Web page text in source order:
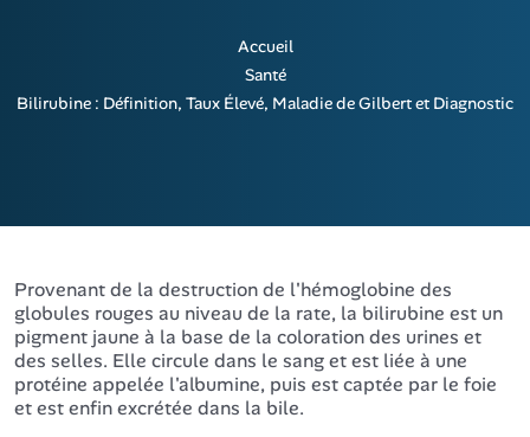
Accueil
Santé
Bilirubine : Définition, Taux Élevé, Maladie de Gilbert et Diagnostic
Provenant de la destruction de l'hémoglobine des
globules rouges au niveau de la rate, la bilirubine est un
pigment jaune à la base de la coloration des urines et
des selles. Elle circule dans le sang et est liée à une
protéine appelée l'albumine, puis est captée par le foie
et est enfin excrétée dans la bile.